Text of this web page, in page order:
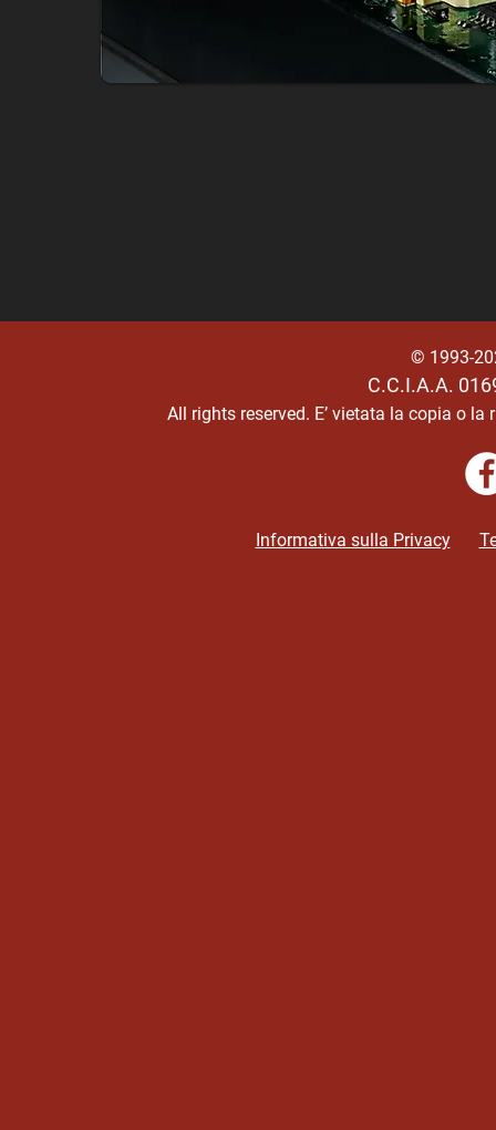
© 1993-
C.C.I.A.A.
All rights reserved. E’ vietata la copia o
Informativa sulla Privacy